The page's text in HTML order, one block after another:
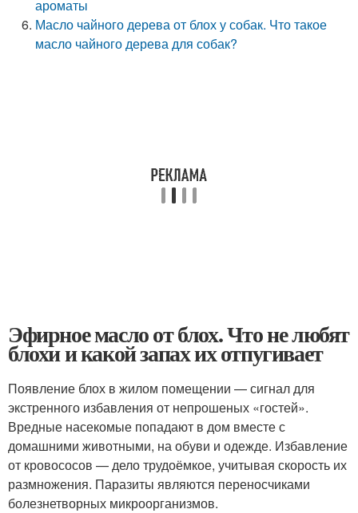
ароматы
Масло чайного дерева от блох у собак. Что такое
масло чайного дерева для собак?
Эфирное масло от блох. Что не любят
блохи и какой запах их отпугивает
Появление блох в жилом помещении — сигнал для
экстренного избавления от непрошеных «гостей».
Вредные насекомые попадают в дом вместе с
домашними животными, на обуви и одежде. Избавление
от кровососов — дело трудоёмкое, учитывая скорость их
размножения. Паразиты являются переносчиками
болезнетворных микроорганизмов.